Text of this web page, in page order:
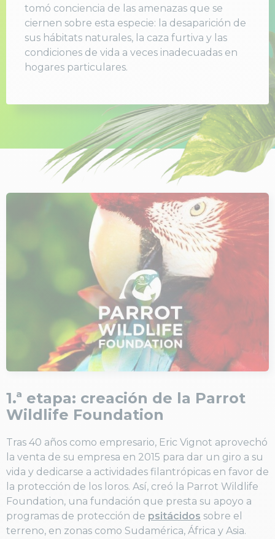
tomó conciencia de las amenazas que se
ciernen sobre esta especie: la desaparición de
sus hábitats naturales, la caza furtiva y las
condiciones de vida a veces inadecuadas en
hogares particulares.
1.ª etapa: creación de la Parrot
Wildlife Foundation
Tras 40 años como empresario, Eric Vignot aprovechó
la venta de su empresa en 2015 para dar un giro a su
vida y dedicarse a actividades filantrópicas en favor de
la protección de los loros. Así, creó la Parrot Wildlife
Foundation, una fundación que presta su apoyo a
programas de protección de psitácidos sobre el
terreno, en zonas como Sudamérica, África y Asia.